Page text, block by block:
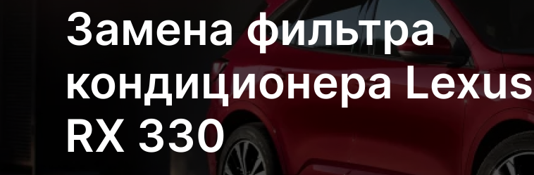
Замена фильтра
кондиционера Lexus
RX 330